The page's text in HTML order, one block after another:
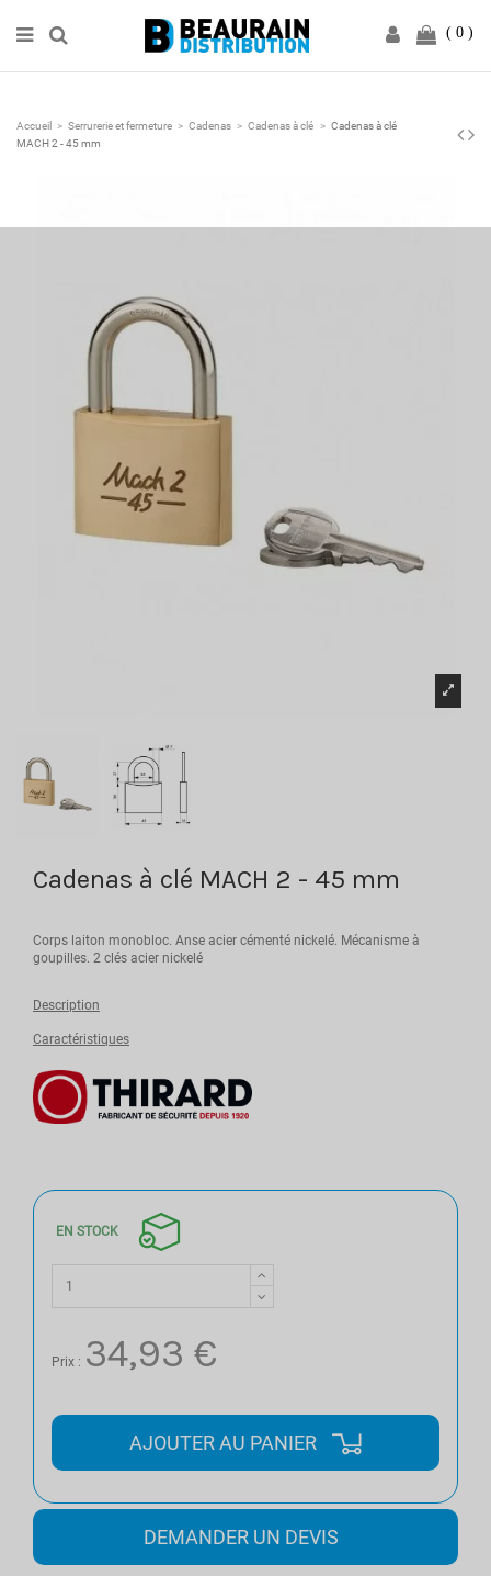
0
Accueil Serrurerie et fermeture Cadenas Cadenas à clé
Cadenas à clé
MACH 2 - 45 mm
Cadenas à clé MACH 2 - 45 mm
Corps laiton monobloc. Anse acier cémenté nickelé. Mécanisme à
goupilles. 2 clés acier nickelé
Description
Caractéristiques
EN STOCK
Prix : 34,93 €
AJOUTER AU PANIER
DEMANDER UN DEVIS